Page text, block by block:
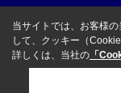
当サイトでは、お客様
して、クッキー（
詳しくは、当社の 「